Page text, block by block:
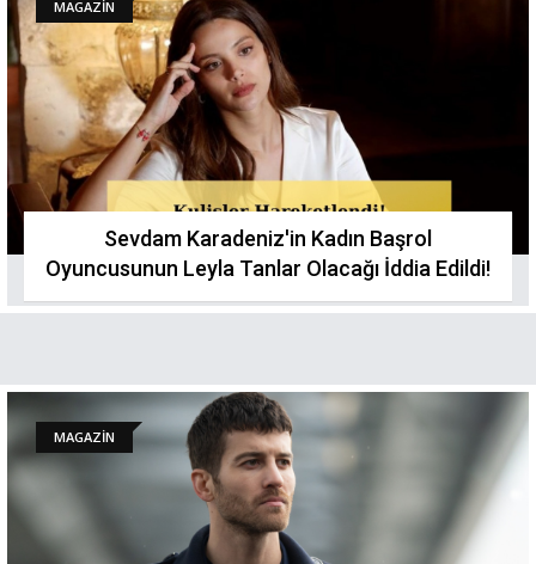
MAGAZİN
Sevdam Karadeniz'in Kadın Başrol
Oyuncusunun Leyla Tanlar Olacağı İddia Edildi!
MAGAZİN